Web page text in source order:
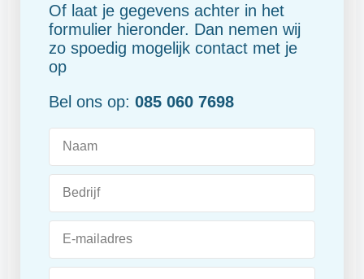
Of laat je gegevens achter in het
formulier hieronder. Dan nemen wij
zo spoedig mogelijk contact met je
op
Bel ons op: 085 060 7698